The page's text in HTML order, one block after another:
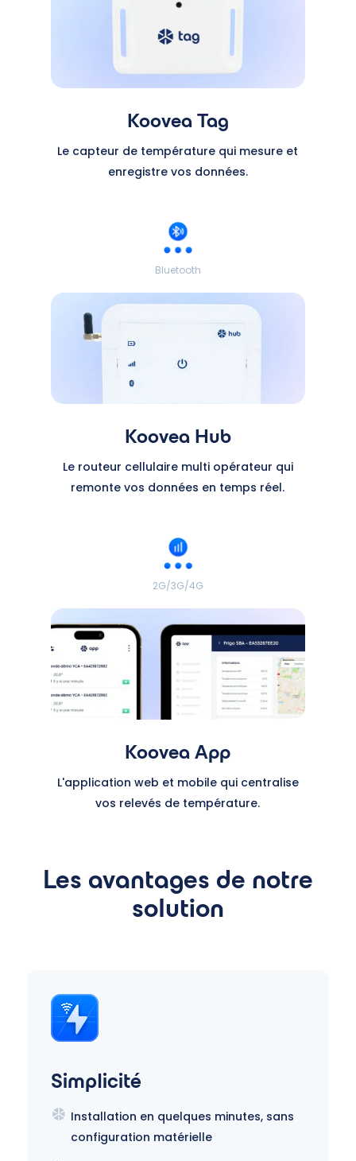
Koovea Tag
Le capteur de température qui mesure et
enregistre vos données.
Bluetooth
Koovea Hub
Le routeur cellulaire multi opérateur qui
remonte vos données en temps réel.
2G/3G/4G
Koovea App
L'application web et mobile qui centralise
vos relevés de température.
Les avantages de notre
solution
Simplicité
Installation en quelques minutes, sans
configuration matérielle